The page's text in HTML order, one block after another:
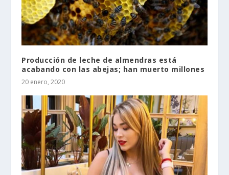
Producción de leche de almendras está
acabando con las abejas; han muerto millones
20 enero, 2020